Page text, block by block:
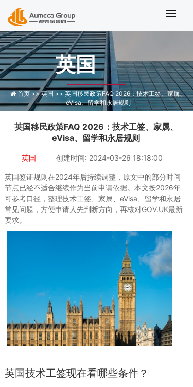
英国移民政策FAQ 2026
首页 >>英国 >> 英国移民政策FAQ 2026：技术工签、家属、
eVisa、留学和永居规则
英国
英国移民政策FAQ 2026：技术工签、家属、
eVisa、留学和永居规则
创建时间: 2024-03-26 18:18:00
英国
英国签证规则在2024年后持续调整，原文中的部分时间
节点已经不适合继续作为当前申请依据。本文按2026年
可参考口径，整理技术工签、家属、eVisa、留学和永居
常见问题，方便申请人先判断方向，再核对GOV.UK最新
要求。
英国技术工签现在看哪些条件？